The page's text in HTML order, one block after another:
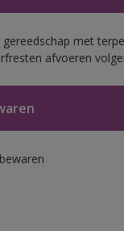
gereedschap met
afvoeren